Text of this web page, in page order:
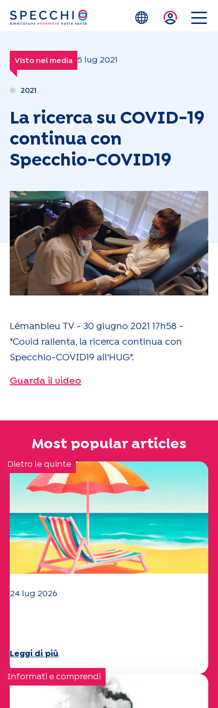
Skip to main content
Visto nei media 5 lug 2021
2021
La ricerca su COVID-19
continua con
Specchio-COVID19
Lémanbleu TV - 30 giugno 2021 17h58 -
"Covid rallenta, la ricerca continua con
Specchio-COVID19 all'HUG".
Guarda il video
Most popular articles
Dietro le quinte
24 lug 2026
Leggi di più
Informati e comprendi